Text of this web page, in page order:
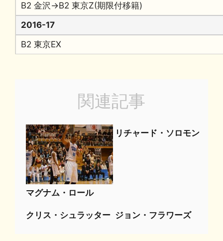
B2 金沢→B2 東京Z(期限付移籍)
2016-17
B2 東京EX
関連記事
マグナム・ロール
リチャード・ソロモン
クリス・シュラッター ジョン・フラワーズ